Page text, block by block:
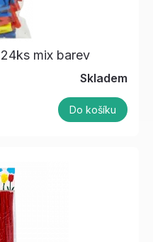
mix barev
Skladem
Do košíku